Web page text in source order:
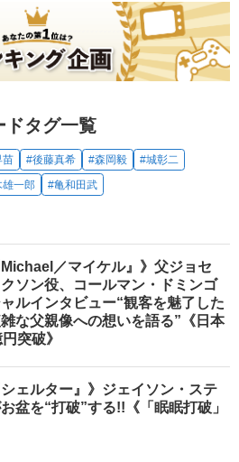
ドタグ一覧
苗 #後藤真希 #森岡毅
#城彰二
雄一郎 #亀和田武
Michael／マイケル』》父ジョセ
ソン役、コールマン・ドミンゴ
ルインタビュー“観客を魅了した
な父親像への想いを語る”《日本
突破》
シェルター』》ジェイソン・ステ
盆を“打破”する!!《「眠眠打破」